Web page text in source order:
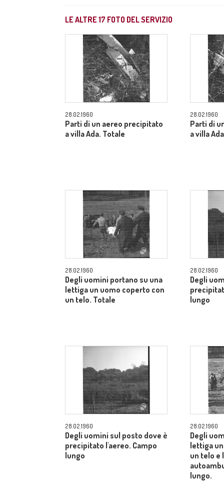
LE ALTRE17 FOTO DEL SERVIZIO
28.02.1960
Parti di un aereo precipitato
a villa Ada. Totale
28.02.1960
Parti di
a villa
28.02.1960
Degli uomini portano su una
lettiga un uomo coperto con
un telo. Totale
28.02.1960
Degli
lungo
28.02.1960
Degli uomini sul posto dove è
precipitato l'aereo. Campo
lungo
28.02.1960
Degli
lettiga
un telo e
lungo.